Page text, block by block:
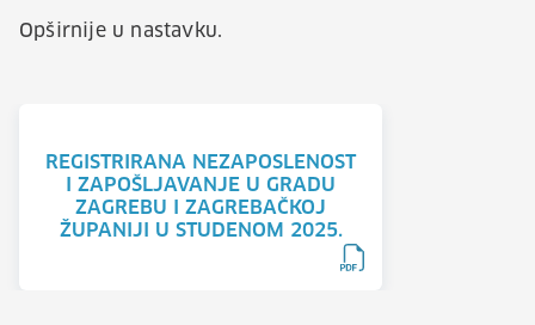
Opširnije u nastavku.
REGISTRIRANA NEZAPOSLENOST
I ZAPOŠLJAVANJE U GRADU
ZAGREBU I ZAGREBAČKOJ
ŽUPANIJI U STUDENOM 2025.